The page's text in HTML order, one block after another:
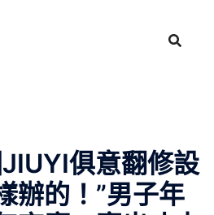
俱意翻修設
辦的！”男子年